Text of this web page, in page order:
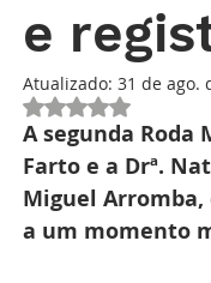
FUTURO O
e
Atualizado: 31 de ago.
Avaliado com
A segunda Roda
Farto e a Drª.
Miguel
a um momento